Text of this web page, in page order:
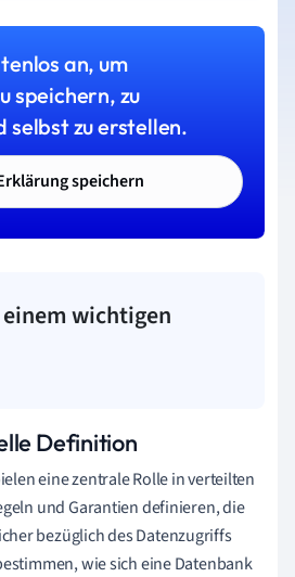
an, um
speichern, zu
selbst zu erstellen.
speichern
wichtigen
Definition
eine zentrale Rolle in verteilten
und Garantien definieren, die
bezüglich des Datenzugriffs
wie sich eine Datenbank